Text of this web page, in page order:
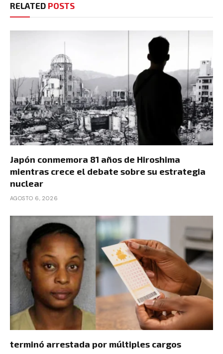
RELATED POSTS
Japón conmemora 81 años de Hiroshima
mientras crece el debate sobre su estrategia
nuclear
AGOSTO 6, 2026
terminó arrestada por múltiples cargos